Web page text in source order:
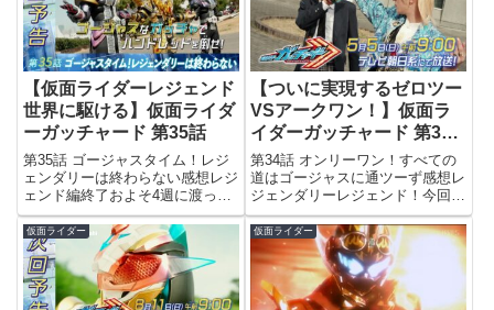
【仮面ライダーレジェンド
世界に駆ける】仮面ライダ
ーガッチャード 第35話
第35話 ゴージャスタイム！レジ
ェンダリーは終わらない感想レジ
ェンド編終了およそ4週に渡って
繰り広げられてきた仮面ライダー
レジェンド客演編も今回で一区切
り。ほとんど周年作品みたいな盛
り上がりで、熱い1ヵ月だった
ぜ…次にカグヤ様に会えるの
は、...
【ついに実現するゼロツー
VSアークワン！】仮面ラ
イダーガッチャード 第34
話
第34話 オンリーワン！すべての
道はゴージャスに通ツーず感想レ
ジェンダリーレジェンド！今回も
引き続き、カグヤ様によるゴージ
ャスオンステージ。本作のサブタ
イトルはケミーの名前が隠れてい
るのが一応のルールですが、今回
はいよいよアークワンとゼロツ...
仮面ライダー 仮面ライダー